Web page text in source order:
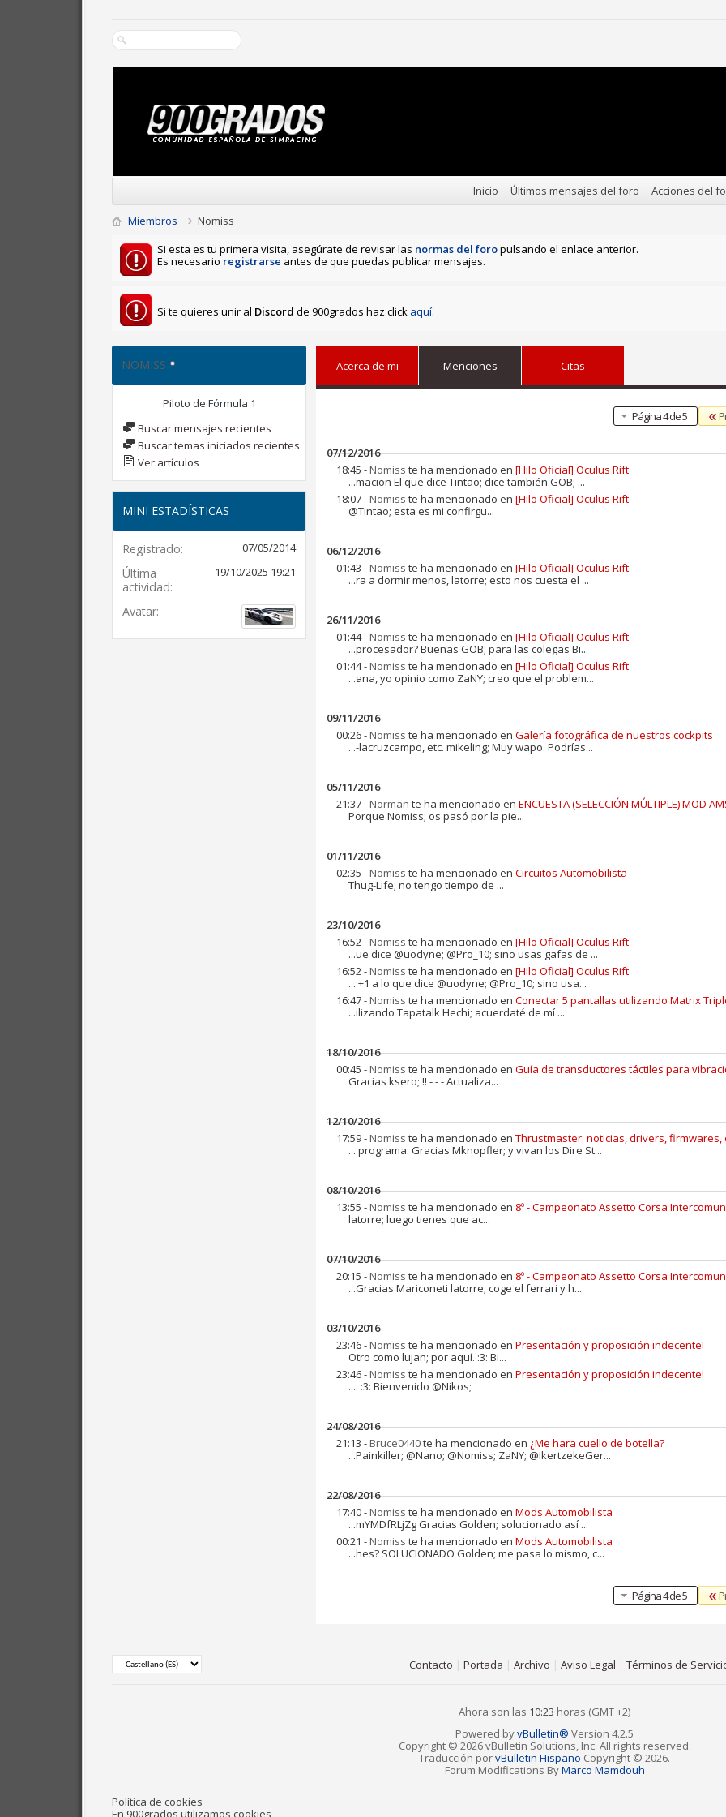
Inicio Últimos mensajes del foro Acciones del
Miembros
Nomiss
Si esta es tu primera visita, asegúrate de revisar las normas del foropulsando el enlace anterior.
Es necesario registrarse antes de que puedas publicar mensajes.
Si te quieres unir al Discord de 900grados haz click aquí.
NOMISS
Piloto de Fórmula 1
Buscar mensajes recientes
Buscar temas iniciados recientes
Ver artículos
MINI ESTADÍSTICAS
Registrado 07/05/2014
Última
actividad
19/10/2025 19:21
Avatar
Acerca de mi Menciones Citas
Página 4 de 5
07/12/2016
18:45 - Nomiss te ha mencionado en [Hilo Oficial] Oculus Rift
...macion El que dice Tintao; dice también GOB; ...
18:07 - Nomiss te ha mencionado en [Hilo Oficial] Oculus Rift
@Tintao; esta es mi confirgu...
06/12/2016
01:43 - Nomiss te ha mencionado en [Hilo Oficial] Oculus Rift
...ra a dormir menos, latorre; esto nos cuesta el ...
26/11/2016
01:44 - Nomiss te ha mencionado en [Hilo Oficial] Oculus Rift
...procesador? Buenas GOB; para las colegas Bi...
01:44 - Nomiss te ha mencionado en [Hilo Oficial] Oculus Rift
...ana, yo opinio como ZaNY; creo que el problem...
09/11/2016
00:26 - Nomiss te ha mencionado en Galería fotográfica de nuestros cockpits
...-lacruzcampo, etc. mikeling; Muy wapo. Podrías...
05/11/2016
21:37 - Norman te ha mencionado en ENCUESTA (SELECCIÓN MÚLTIPLE) MOD
Porque Nomiss; os pasó por la pie...
01/11/2016
02:35 - Nomiss te ha mencionado en Circuitos Automobilista
Thug-Life; no tengo tiempo de ...
23/10/2016
16:52 - Nomiss te ha mencionado en [Hilo Oficial] Oculus Rift
...ue dice @uodyne; @Pro_10; sino usas gafas de ...
16:52 - Nomiss te ha mencionado en [Hilo Oficial] Oculus Rift
... +1 a lo que dice @uodyne; @Pro_10; sino usa...
16:47 - Nomiss te ha mencionado en Conectar 5 pantallas utilizando Matrix
...ilizando Tapatalk Hechi; acuerdaté de mí ...
18/10/2016
00:45 - Nomiss te ha mencionado en Guía de transductores táctiles para
Gracias ksero; !! - - - Actualiza...
12/10/2016
17:59 - Nomiss te ha mencionado en Thrustmaster: noticias, drivers, firmwares,
... programa. Gracias Mknopfler; y vivan los Dire St...
08/10/2016
13:55 - Nomiss te ha mencionado en 8º - Campeonato Assetto Corsa
latorre; luego tienes que ac...
07/10/2016
20:15 - Nomiss te ha mencionado en 8º - Campeonato Assetto Corsa
...Gracias Mariconeti latorre; coge el ferrari y h...
03/10/2016
23:46 - Nomiss te ha mencionado en Presentación y proposición indecente!
Otro como lujan; por aquí. :3: Bi...
23:46 - Nomiss te ha mencionado en Presentación y proposición indecente!
.... :3: Bienvenido @Nikos;
24/08/2016
21:13 - Bruce0440te ha mencionado en ¿Me hara cuello de botella?
...Painkiller; @Nano; @Nomiss; ZaNY; @IkertzekeGer...
22/08/2016
17:40 - Nomiss te ha mencionado en Mods Automobilista
...mYMDfRLjZg Gracias Golden; solucionado así ...
00:21 - Nomiss te ha mencionado en Mods Automobilista
...hes? SOLUCIONADO Golden; me pasa lo mismo, c...
Página 4 de 5
Contacto | Portada | Archivo | Aviso Legal | Términos de
Ahora son las 10:23 horas (GMT +2)
Powered byvBulletin® Version 4.2.5
Copyright © 2026 vBulletin Solutions, Inc. All rights reserved.
Traducción porvBulletin Hispano Copyright © 2026.
Forum Modifications ByMarco Mamdouh
Política de cookies
En 900grados utilizamos cookies